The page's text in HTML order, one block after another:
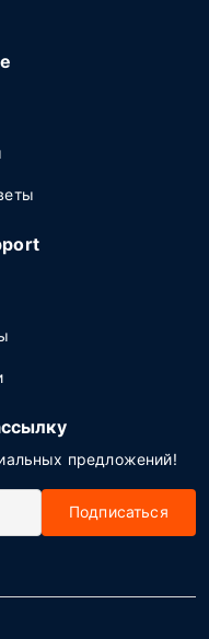
предложений!
Подписаться